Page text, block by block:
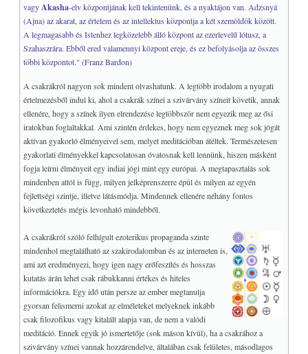
vagy Akasha-elv központjának kell tekintenünk, és a nyaktájon van. Adzsnyá
(Ajna) az akarat, az értelem és az intellektus központja a két szemöldök között.
A legmagasabb és Istenhez legközelebb álló központ az ezerlevelű lótusz, a
Szahaszrára. Ebből ered valamennyi központ ereje, és ez befolyásolja az összes
többi központot." (Franz Bardon)
A csakrákról nagyon sok mindent olvashatunk. A legtöbb irodalom a nyugati
értelmezésből indul ki, ahol a csakrák színei a szivárvány színeit követik, annak
ellenére, hogy a színek ilyen elrendezése legtöbbször nem egyezik meg az ősi
iratokban foglaltakkal. Ami szintén érdekes, hogy nem egyeznek meg sok jógát
aktívan gyakorló élményeivel sem, melyet meditációban átéltek. Természetesen
gyakorlati élményekkel kapcsolatosan óvatosnak kell lennünk, hiszen másként
fogja leírni élményeit egy indiai jógi mint egy európai. A megtapasztalás sok
mindenben attól is függ, milyen jelképrenszerre épül és milyen az egyén
fejlettségi szintje, illetve látásmódja. Mindennek ellenére néhány fontos
következtetés mégis levonható mindebből.
A csakrákról szóló felhígult ezoterikus propaganda szinte
mindenhol megtalálható az szakirodalomban és az interneten is,
ami azt eredményezi, hogy igen nagy erőfeszítés és hosszas
kutatás árán lehet csak rábukkanni értékes és hiteles
információkra. Egy idő után persze az ember megtanulja
gyorsan felismerni azokat az elméleteket melyeknek inkább
csak filozofikus vagy kitalált alapja van, de nem a valódi
meditáció. Ennek egyik jó ismertetője (sok máson kívül), ha a csakrához a
szivárvány színei vannak hozzárendelve, általában csak felületes, másodlagos